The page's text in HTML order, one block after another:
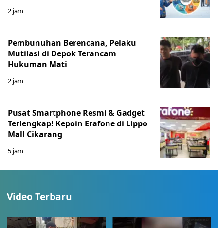
2 jam
Pembunuhan Berencana, Pelaku
Mutilasi di Depok Terancam
Hukuman Mati
2 jam
Pusat Smartphone Resmi & Gadget
Terlengkap! Kepoin Erafone di Lippo
Mall Cikarang
5 jam
Video Terbaru